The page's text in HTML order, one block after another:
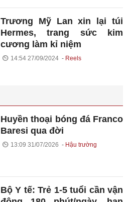
Trương Mỹ Lan xin lại túi
Hermes, trang sức kim
cương làm kỉ niệm
14:54 27/09/2024 Reels
Huyền thoại bóng đá Franco
Baresi qua đời
13:09 31/07/2026 Hậu trường
Bộ Y tế: Trẻ 1-5 tuổi cần vận